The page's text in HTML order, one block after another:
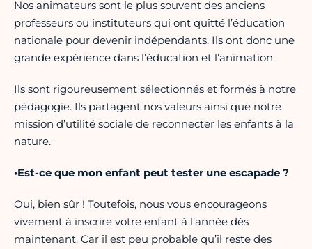
Nos animateurs sont le plus souvent des anciens
professeurs ou instituteurs qui ont quitté l’éducation
nationale pour devenir indépendants. Ils ont donc une
grande expérience dans l’éducation et l’animation.
Ils sont rigoureusement sélectionnés et formés à notre
pédagogie. Ils partagent nos valeurs ainsi que notre
mission d’utilité sociale de reconnecter les enfants à la
nature.
•Est-ce que mon enfant peut tester une escapade ?
Oui, bien sûr ! Toutefois, nous vous encourageons
vivement à inscrire votre enfant à l’année dès
maintenant. Car il est peu probable qu’il reste des